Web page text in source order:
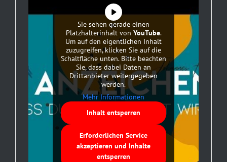
Sie sehen gerade einen
Platzhalterinhalt von YouTube.
Um auf den eigentlichen Inhalt
zuzugreifen, klicken Sie auf die
Schaltfläche unten. Bitte beachten
Sie, dass dabei Daten an
Drittanbieter weitergegeben
werden.
Mehr Informationen
Inhalt entsperren
Erforderlichen Service
akzeptieren und Inhalte
entsperren